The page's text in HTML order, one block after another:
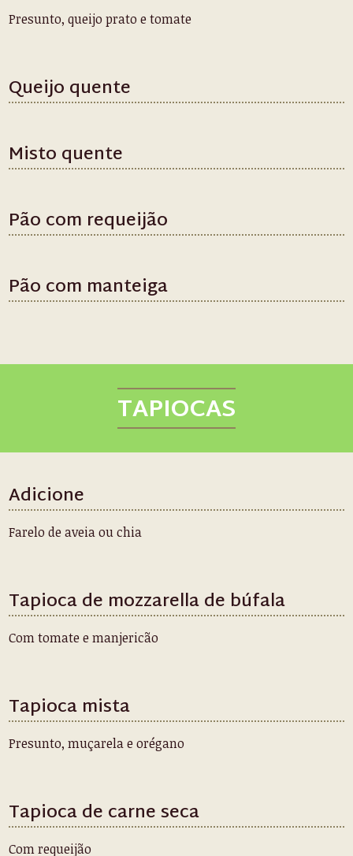
Presunto, queijo prato e tomate
Queijo quente
Misto quente
Pão com requeijão
Pão com manteiga
TAPIOCAS
Adicione
Farelo de aveia ou chia
Tapioca de mozzarella de búfala
Com tomate e manjericão
Tapioca mista
Presunto, muçarela e orégano
Tapioca de carne seca
Com requeijão